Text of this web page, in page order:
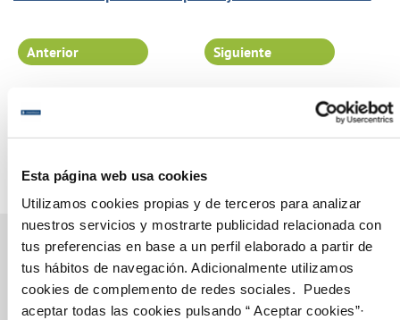
Esta página web usa cookies
Utilizamos cookies propias y de terceros para analizar
nuestros servicios y mostrarte publicidad relacionada con
tus preferencias en base a un perfil elaborado a partir de
tus hábitos de navegación. Adicionalmente utilizamos
cookies de complemento de redes sociales. Puedes
aceptar todas las cookies pulsando “ Aceptar cookies”·
Página 94 de 102
Anterior Siguiente
Gestiones Online